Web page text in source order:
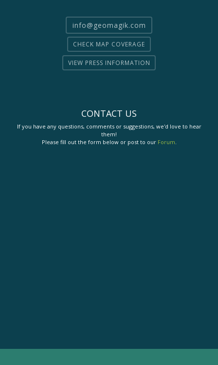
info@geomagik.com
CHECK MAP COVERAGE
VIEW PRESS INFORMATION
CONTACT US
If you have any questions, comments or suggestions, we'd love to hear
them!
Please fill out the form below or post to our Forum